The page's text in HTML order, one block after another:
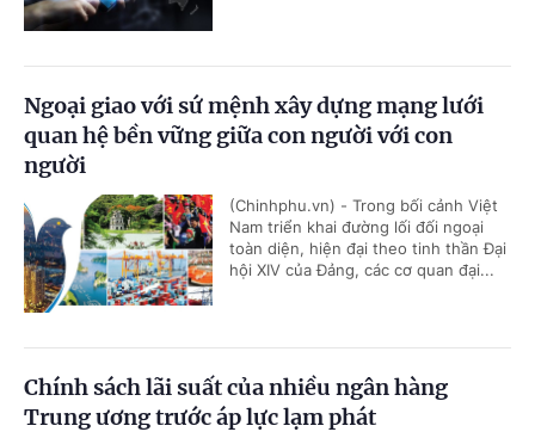
Ngoại giao với sứ mệnh xây dựng mạng lưới
quan hệ bền vững giữa con người với con
người
(Chinhphu.vn) - Trong bối cảnh Việt
Nam triển khai đường lối đối ngoại
toàn diện, hiện đại theo tinh thần Đại
hội XIV của Đảng, các cơ quan đại...
Chính sách lãi suất của nhiều ngân hàng
Trung ương trước áp lực lạm phát